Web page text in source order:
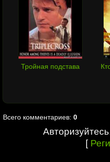
Тройная подстава
Всего комментариев: 0
[